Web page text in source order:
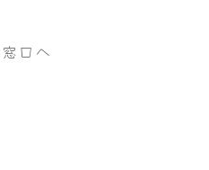
口へ